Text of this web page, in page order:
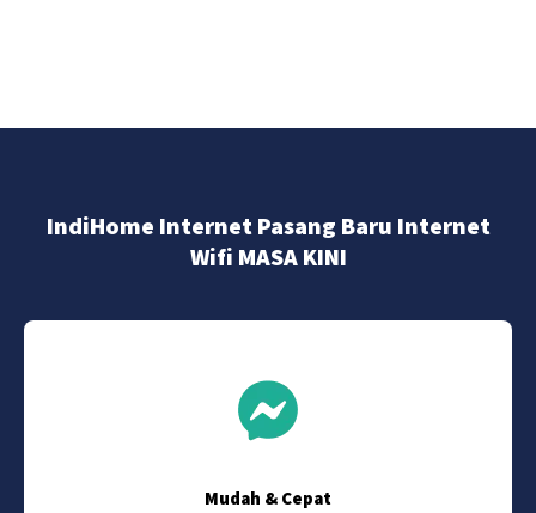
IndiHome Internet Pasang Baru Internet
Wifi MASA KINI
Mudah & Cepat